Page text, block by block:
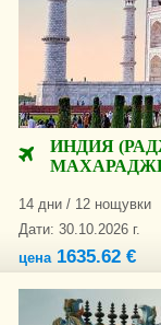
ИНДИЯ
14 дни / 12 нощувки
Дати: 30.10.2026 г.
цена1635.62 €